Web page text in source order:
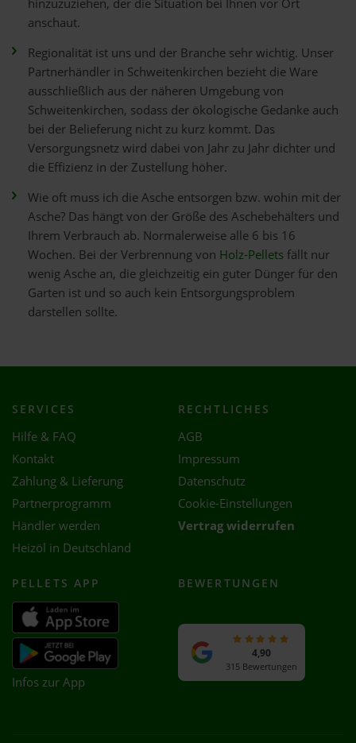
hinzuzuziehen, der die Situation bei Ihnen vor Ort
anschaut.
Regionalität ist uns und der Branche sehr wichtig. Unser
Partnerhändler in Schweitenkirchen bezieht die Ware
ausschließlich aus der näheren Umgebung von
Schweitenkirchen, sodass der ökologische Gedanke auch
bei der Belieferung nicht zu kurz kommt. Das
Versorgungsnetz wird dabei von Jahr zu Jahr dichter und
die Effizienz in der Zustellung höher.
Wie oft muss ich die Asche entsorgen bzw. wohin mit der
Asche? Das hängt von der Größe des Aschebehälters und
Ihrem Verbrauch ab. Normalerweise alle 6 bis 16
Wochen. Bei der Verbrennung von Holz-Pelletsfällt nur
wenig Asche an, die gleichzeitig ein guter Dünger für den
Garten ist und so auch kein Entsorgungsproblem
darstellen sollte.
SERVICES
Hilfe & FAQ
Kontakt
Zahlung & Lieferung
Partnerprogramm
Händler werden
Heizöl in Deutschland
RECHTLICHES
AGB
Impressum
Datenschutz
Cookie-Einstellungen
Vertrag widerrufen
PELLETS APP
Infos zur App
BEWERTUNGEN
4,90
315 Bewertungen